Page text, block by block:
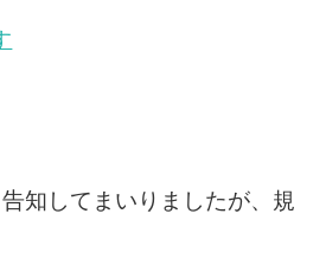
知してまいりましたが、規